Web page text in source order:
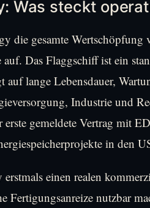
Was steckt
die gesamte
Das Flaggschiff ist ein
auf lange Lebensdauer,
Industrie und
erste gemeldete Vertrag mit
in den
einen realen
Fertigungsanreize nutzbar